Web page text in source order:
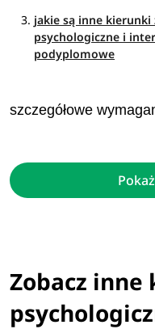
jakie są inne
psychologiczne i
podyplomowe
szczegółowe
Zobacz